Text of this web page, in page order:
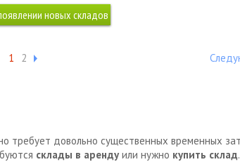
1 2
требует довольно существенных временных
склады в аренду или нужно купить склад